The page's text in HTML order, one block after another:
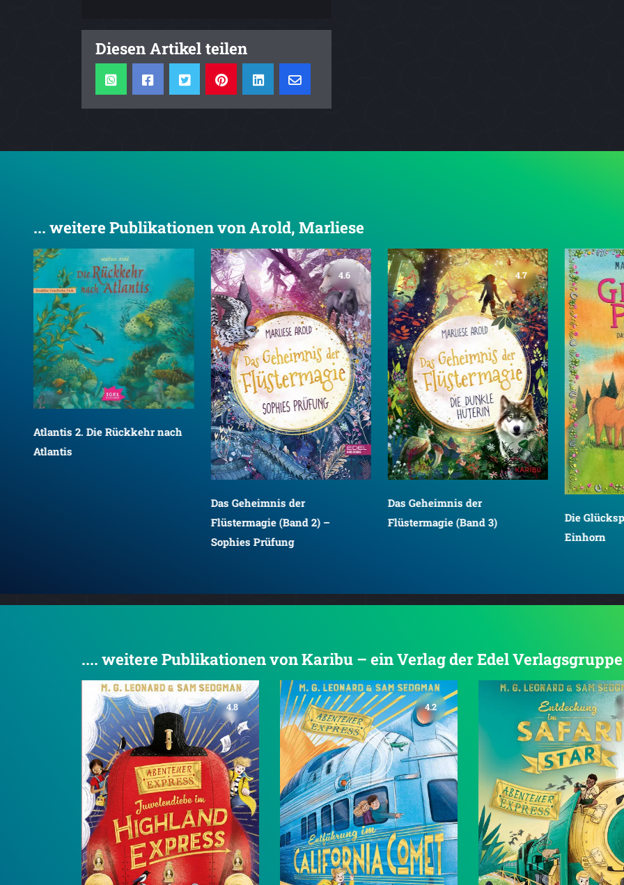
Diesen Artikel teilen
... weitere Publikationen von Arold, Marliese
Atlantis 2. Die Rückkehr nach
Atlantis
4.6
Das Geheimnis der
Flüstermagie (Band 2) –
Sophies Prüfung
4.7
Das Geheimnis der
Flüstermagie (Band 3)
Die
Einhorn
.... weitere Publikationen von Karibu – ein Verlag der Edel Verlagsgruppe
4.8 4.2